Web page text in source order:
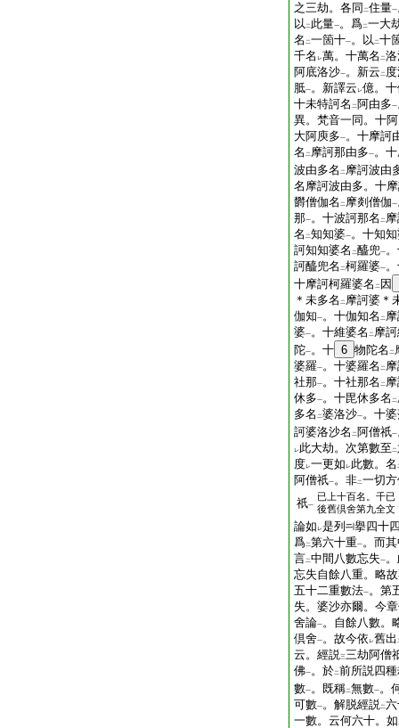
之三劫。各同 二住量一
以 二 此量一。爲二一大
名 二一箇十一。以 二十
千名 レ萬。十萬名 二
阿底洛沙一。新云 二
胝一。新譯云 レ億。
十未特訶名 二 阿由多一
異。梵音一同。十
大阿庾多一。十摩訶
名 二 摩訶那由多一。
波由多名 二 摩訶波由
名摩訶波由多。十
欝僧伽名 二 摩剡僧伽一
那一。十波訶那名 二
名 二知知婆一。十知
訶知知婆名 二醯兜一
訶醯兜名 二柯羅婆一
十摩訶柯羅婆名 二 因
＊未多名 二 摩訶婆＊
伽知一。十伽知名 二
婆一。十維婆名 二 摩
陀一。十 6 物陀名 二
婆羅一。十婆羅名 二
社那一。十社那名 二
休多一。十毘休多名 二
多名 二婆洛沙一。十
訶婆洛沙名 二 阿僧祇一
レ此大劫。次第數至 二
度レ一更如 レ此數。名
阿僧祇一。非二一切
祇一
已上十百名。千已
後舊倶舍第九全文
論如 レ是列
擧四十
爲二第六十重一。而
言二中間八數忘失一
忘失自餘八重。略
五十二重數法一。第
失。婆沙亦爾。今
舍論一。自餘八數。
倶舍一。故今依 レ舊出
云。經説三三劫阿僧
佛一。於二前所説四
數一。既稱二無數一。
可數一。解脱經説二
一數。云何六十。如